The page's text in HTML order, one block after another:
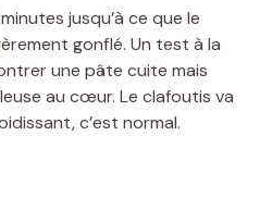
jusqu’à ce que le
gonflé. Un test à la
une pâte cuite mais
au cœur. Le clafoutis va
c’est normal.